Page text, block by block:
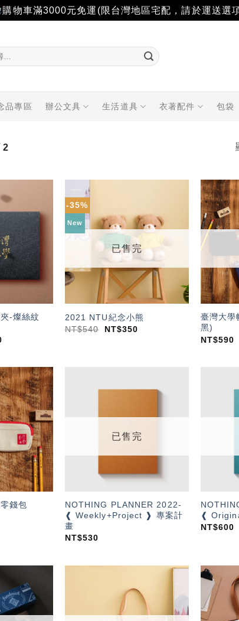
購物車滿3000元免運(限台灣地區宅配，請於運送選
品專區 辦公文具 生活道具 衣著配件 包袋
2
加入
-燦絲紋
-35%
New
望輕
已售完
2021 NTU紀念小熊
NT$540 NT$350
臺灣大學
黑)
NT$590
加入
「願
望輕
單」
錢包
望輕
已售完
NOTHING PLANNER 2022-
❰ Weekly+Project ❱ 專案計
畫
NT$530
❰
NT$600
加入
望輕
望輕